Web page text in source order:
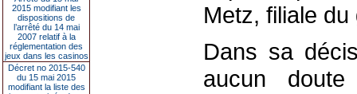
2015 modifiant les
dispositions de
l’arrêté du 14 mai
2007 relatif à la
réglementation des
jeux dans les casinos
Décret no 2015-540
du 15 mai 2015
modifiant la liste des
Metz, filiale
Dans sa
aucun